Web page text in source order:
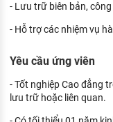
- Lưu trữ biên bản,
- Hỗ trợ các nhiệm vụ
Yêu cầu ứng viên
- Tốt nghiệp Cao đẳng
lưu trữ hoặc liên quan.